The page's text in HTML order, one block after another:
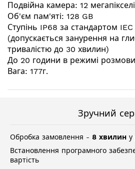
Подвійна камера: 12
Об'єм пам'яті: 128 GB
Ступінь IP68 за стандартом
(допускається занурення на
тривалістю до 30 хвилин)
До 20 години в режимі розмови
Вага: 177г.
Зручний
Обробка замовлення - 8 хвилин у
Встановлення програмного
вартість